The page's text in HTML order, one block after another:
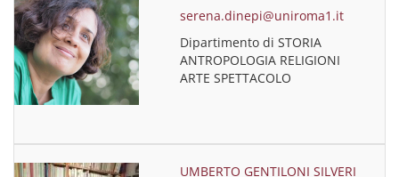
serena.dinepi@uniroma1.it
Dipartimento di STORIA
ANTROPOLOGIA RELIGIONI
ARTE SPETTACOLO
UMBERTO GENTILONI SILVERI